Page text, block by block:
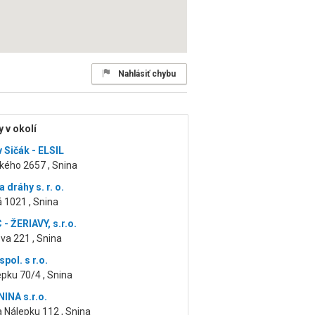
Nahlásiť chybu
v okolí
Sičák - ELSIL
2657 , Snina
dráhy s. r. o.
1021 , Snina
- ŽERIAVY, s.r.o.
221 , Snina
s r.o.
70/4 , Snina
s.r.o.
Nálepku 112 , Snina